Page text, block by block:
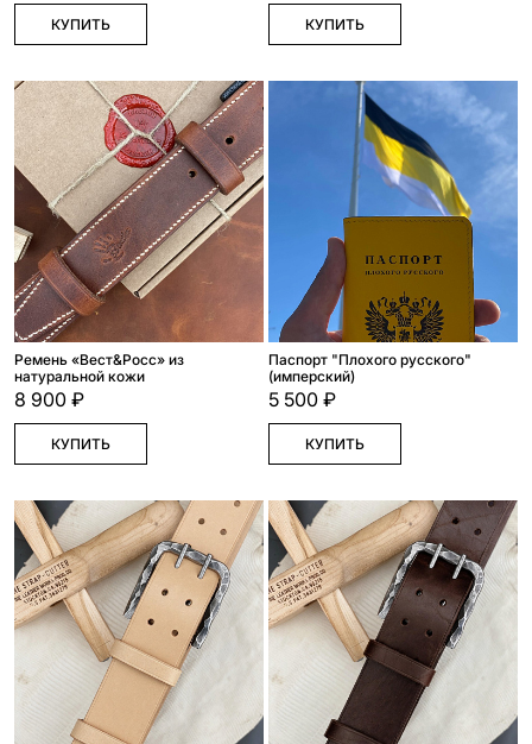
КУПИТЬ КУПИТЬ
Ремень «Вест&Росс» из
натуральной кожи
8 900 ₽
КУПИТЬ
Паспорт "Плохого русского"
(имперский)
5 500 ₽
КУПИТЬ